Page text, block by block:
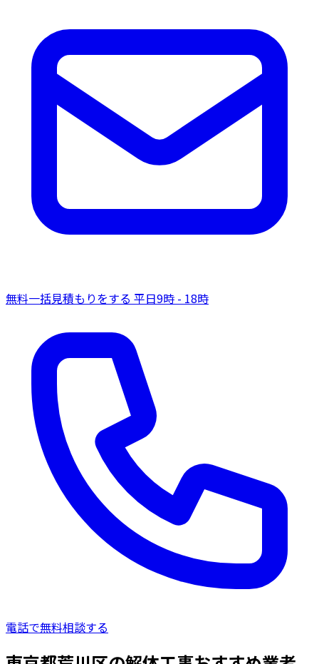
無料一括見積もりをする 平日9時 - 18時
電話で無料相談する